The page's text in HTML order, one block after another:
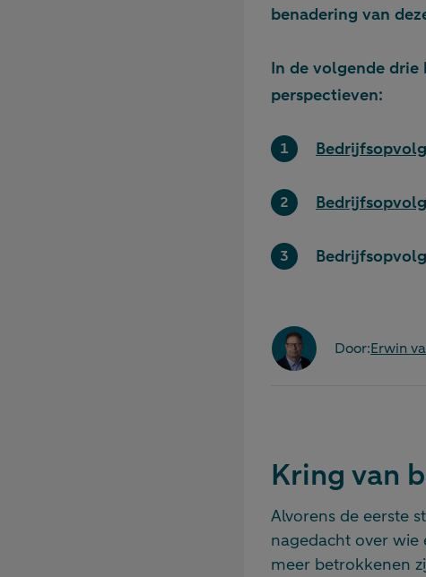
benadering van
In de volgende
perspectieven:
Door:Erwin
Kring van
Alvorens de eerste
nagedacht over
meer betrokkenen